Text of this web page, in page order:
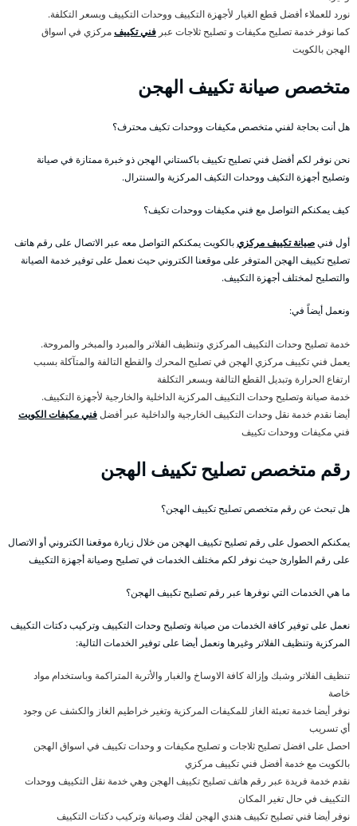
نورد للعملاء أفضل قطع الغيار لأجهزة التكييف ووحدات التكييف وبسعر التكلفة.
كما نوفر خدمة تصليح مكيفات و تصليح ثلاجات عبر فني تكييفمركزي في اسواق
الهجن بالكويت
متخصص صيانة تكييف الهجن
هل أنت بحاجة لفني متخصص مكيفات ووحدات تكيف محترف؟
نحن نوفر لكم أفضل فني تصليح تكييف باكستاني الهجن ذو خبرة ممتازة في صيانة
وتصليح أجهزة التكيف ووحدات التكيف المركزية والسنترال.
كيف يمكنكم التواصل مع فني مكيفات ووحدات تكيف؟
أول فنيصيانة تكييف مركزيبالكويت يمكنكم التواصل معه عبر الاتصال على رقم هاتف
تصليح تكييف الهجن المتوفر على موقعنا الكتروني حيث نعمل على توفير خدمة الصيانة
والتصليح لمختلف أجهزة التكييف.
ونعمل أيضاً في:
خدمة تصليح وحدات التكييف المركزي وتنظيف الفلاتر والمبرد والمبخر والمروحة.
يعمل فني تكييف مركزي الهجن في تصليح المحرك والقطع التالفة والمتآكلة بسبب
ارتفاع الحرارة وتبديل القطع التالفة وبسعر التكلفة
خدمة صيانة وتصليح وحدات التكييف المركزية الداخلية والخارجية لأجهزة التكييف.
أيضا نقدم خدمة نقل وحدات التكييف الخارجية والداخلية عبر أفضلفني مكيفات الكويت
فني مكيفات ووحدات تكييف
رقم متخصص تصليح تكييف الهجن
هل تبحث عن رقم متخصص تصليح تكييف الهجن؟
يمكنكم الحصول على رقم تصليح تكييف الهجن من خلال زيارة موقعنا الكتروني أو الاتصال
على رقم الطوارئ حيث نوفر لكم مختلف الخدمات في تصليح وصيانة أجهزة التكييف
ما هي الخدمات التي نوفرها عبر رقم تصليح تكييف الهجن؟
نعمل على توفير كافة الخدمات من صيانة وتصليح وحدات التكييف وتركيب دكتات التكييف
المركزية وتنظيف الفلاتر وغيرها ونعمل أيضا على توفير الخدمات التالية:
تنظيف الفلاتر وشبك وإزالة كافة الاوساخ والغبار والأتربة المتراكمة وباستخدام مواد
خاصة
نوفر أيضا خدمة تعبئة الغاز للمكيفات المركزية وتغير خراطيم الغاز والكشف عن وجود
أي تسريب
احصل على افضل تصليح ثلاجات و تصليح مكيفات و وحدات تكييف في اسواق الهجن
بالكويت مع خدمة أفضل فني تكييف مركزي
نقدم خدمة فريدة عبر رقم هاتف تصليح تكييف الهجن وهي خدمة نقل التكييف ووحدات
التكييف في حال تغير المكان
نوفر أيضا فني تصليح تكييف هندي الهجن لفك وصيانة وتركيب دكتات التكييف